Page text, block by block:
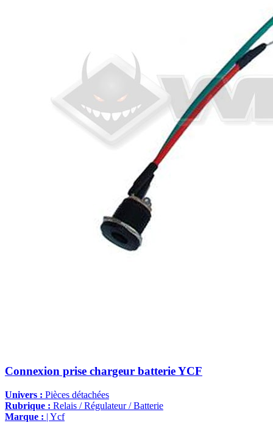
Connexion prise chargeur batterie YCF
Univers : Pièces détachées
Rubrique : Relais / Régulateur / Batterie
Marque : | Ycf